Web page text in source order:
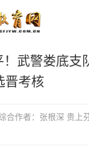
首
时
！武警娄底支
晋考核
合作者：张根深 贵上